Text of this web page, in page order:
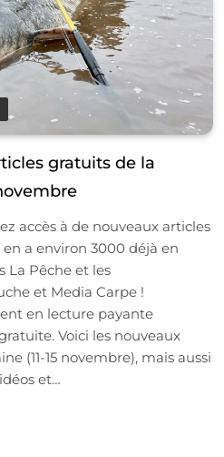
gratuits de la
accès à de nouveaux articles
a environ 3000 déjà en
La Pêche et les
et Media Carpe !
en lecture payante
Voici les nouveaux
(11-15 novembre), mais aussi
et…